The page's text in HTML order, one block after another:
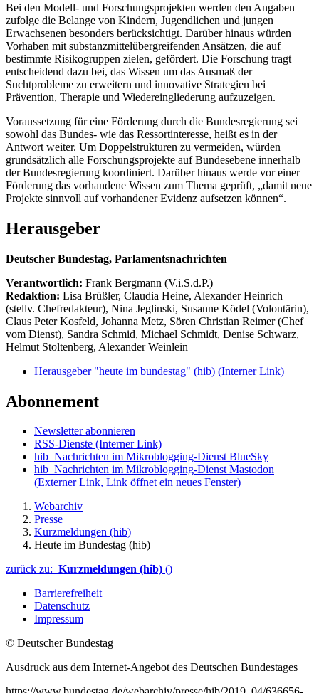
Bei den Modell- und Forschungsprojekten werden den Angaben
zufolge die Belange von Kindern, Jugendlichen und jungen
Erwachsenen besonders berücksichtigt. Darüber hinaus würden
Vorhaben mit substanzmittelübergreifenden Ansätzen, die auf
bestimmte Risikogruppen zielen, gefördert. Die Forschung tragt
entscheidend dazu bei, das Wissen um das Ausmaß der
Suchtprobleme zu erweitern und innovative Strategien bei
Prävention, Therapie und Wiedereingliederung aufzuzeigen.
Voraussetzung für eine Förderung durch die Bundesregierung sei
sowohl das Bundes- wie das Ressortinteresse, heißt es in der
Antwort weiter. Um Doppelstrukturen zu vermeiden, würden
grundsätzlich alle Forschungsprojekte auf Bundesebene innerhalb
der Bundesregierung koordiniert. Darüber hinaus werde vor einer
Förderung das vorhandene Wissen zum Thema geprüft, „damit neue
Projekte sinnvoll auf vorhandener Evidenz aufsetzen können“.
Herausgeber
Deutscher Bundestag, Parlamentsnachrichten
Verantwortlich: Frank Bergmann (V.i.S.d.P.)
Redaktion: Lisa Brüßler, Claudia Heine, Alexander Heinrich
(stellv. Chefredakteur), Nina Jeglinski, Susanne Ködel (Volontärin),
Claus Peter Kosfeld, Johanna Metz, Sören Christian Reimer (Chef
vom Dienst), Sandra Schmid, Michael Schmidt, Denise Schwarz,
Helmut Stoltenberg, Alexander Weinlein
Herausgeber "heute im bundestag" (hib) (Interner Link)
Abonnement
Newsletter abonnieren
RSS-Dienste (Interner Link)
hib_Nachrichten im Mikroblogging-Dienst BlueSky
hib_Nachrichten im Mikroblogging-Dienst Mastodon
(Externer Link, Link öffnet ein neues Fenster)
Webarchiv
Presse
Kurzmeldungen (hib)
Heute im Bundestag (hib)
zurück zu: Kurzmeldungen (hib) ()
Barrierefreiheit
Datenschutz
Impressum
© Deutscher Bundestag
Ausdruck aus dem Internet-Angebot des Deutschen Bundestages